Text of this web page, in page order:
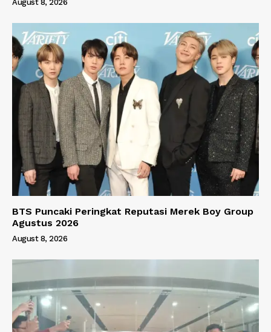
August 8, 2026
BTS Puncaki Peringkat Reputasi Merek Boy Group
Agustus 2026
August 8, 2026